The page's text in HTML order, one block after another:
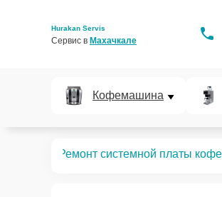
Hurakan Servis
Сервис в Махачкале
Кофемашина
Ремонт системной платы